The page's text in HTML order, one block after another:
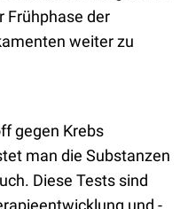
Frühphase der
weiter zu
gegen Krebs
man die Substanzen
Diese Tests sind
und -